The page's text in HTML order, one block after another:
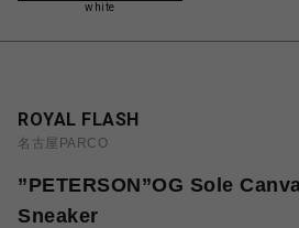
white
ROYAL FLASH
名古屋PARCO
”PETERSON”OG Sole
Sneaker